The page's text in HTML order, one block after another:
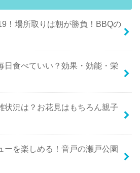
！場所取りは朝が勝負！BBQの
日食べていい？効果・効能・栄
状況は？お花見はもちろん親子
ーを楽しめる！音戸の瀬戸公園